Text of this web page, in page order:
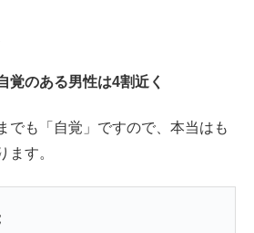
覚のある男性は4割近く
でも「自覚」ですので、本当はも
ます。